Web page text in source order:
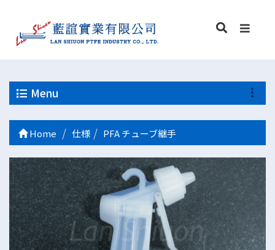
Menu
Home 仕様 PFA チューブ継手